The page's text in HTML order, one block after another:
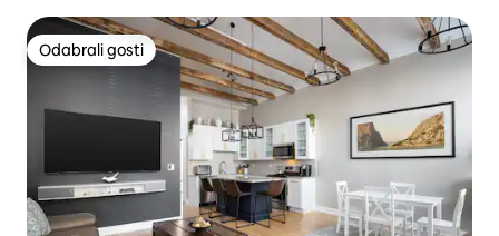
Odabrali gosti
Odabrali gosti